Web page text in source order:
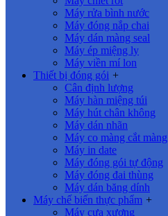
Máy rửa bình nước
Máy đóng nắp chai
Máy dán màng seal
Máy ép miệng ly
Máy viền mí lon
Thiết bị đóng gói +
Cân định lượng
Máy hàn miệng túi
Máy hút chân không
Máy dán nhãn
Máy co màng cắt màng
Máy in date
Máy đóng gói tự động
Máy đóng đai thùng
Máy dán băng dính
Máy chế biến thực phẩm +
Máy cưa xương